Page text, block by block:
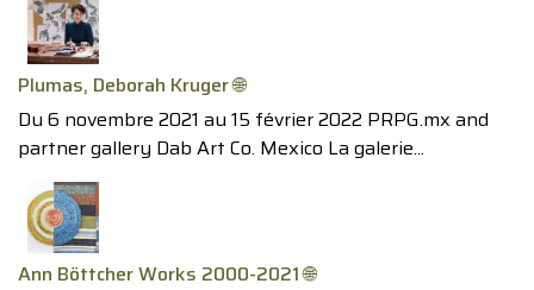
Plumas, Deborah Kruger 🌐
Du 6 novembre 2021 au 15 février 2022 PRPG.mx and
partner gallery Dab Art Co. Mexico La galerie...
Ann Böttcher Works 2000-2021 🌐